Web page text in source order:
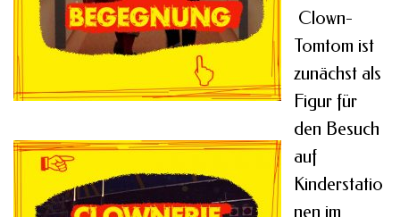
Clown-
Tomtom ist
zunächst als
Figur für
den Besuch
auf
Kinderstatio
nen im